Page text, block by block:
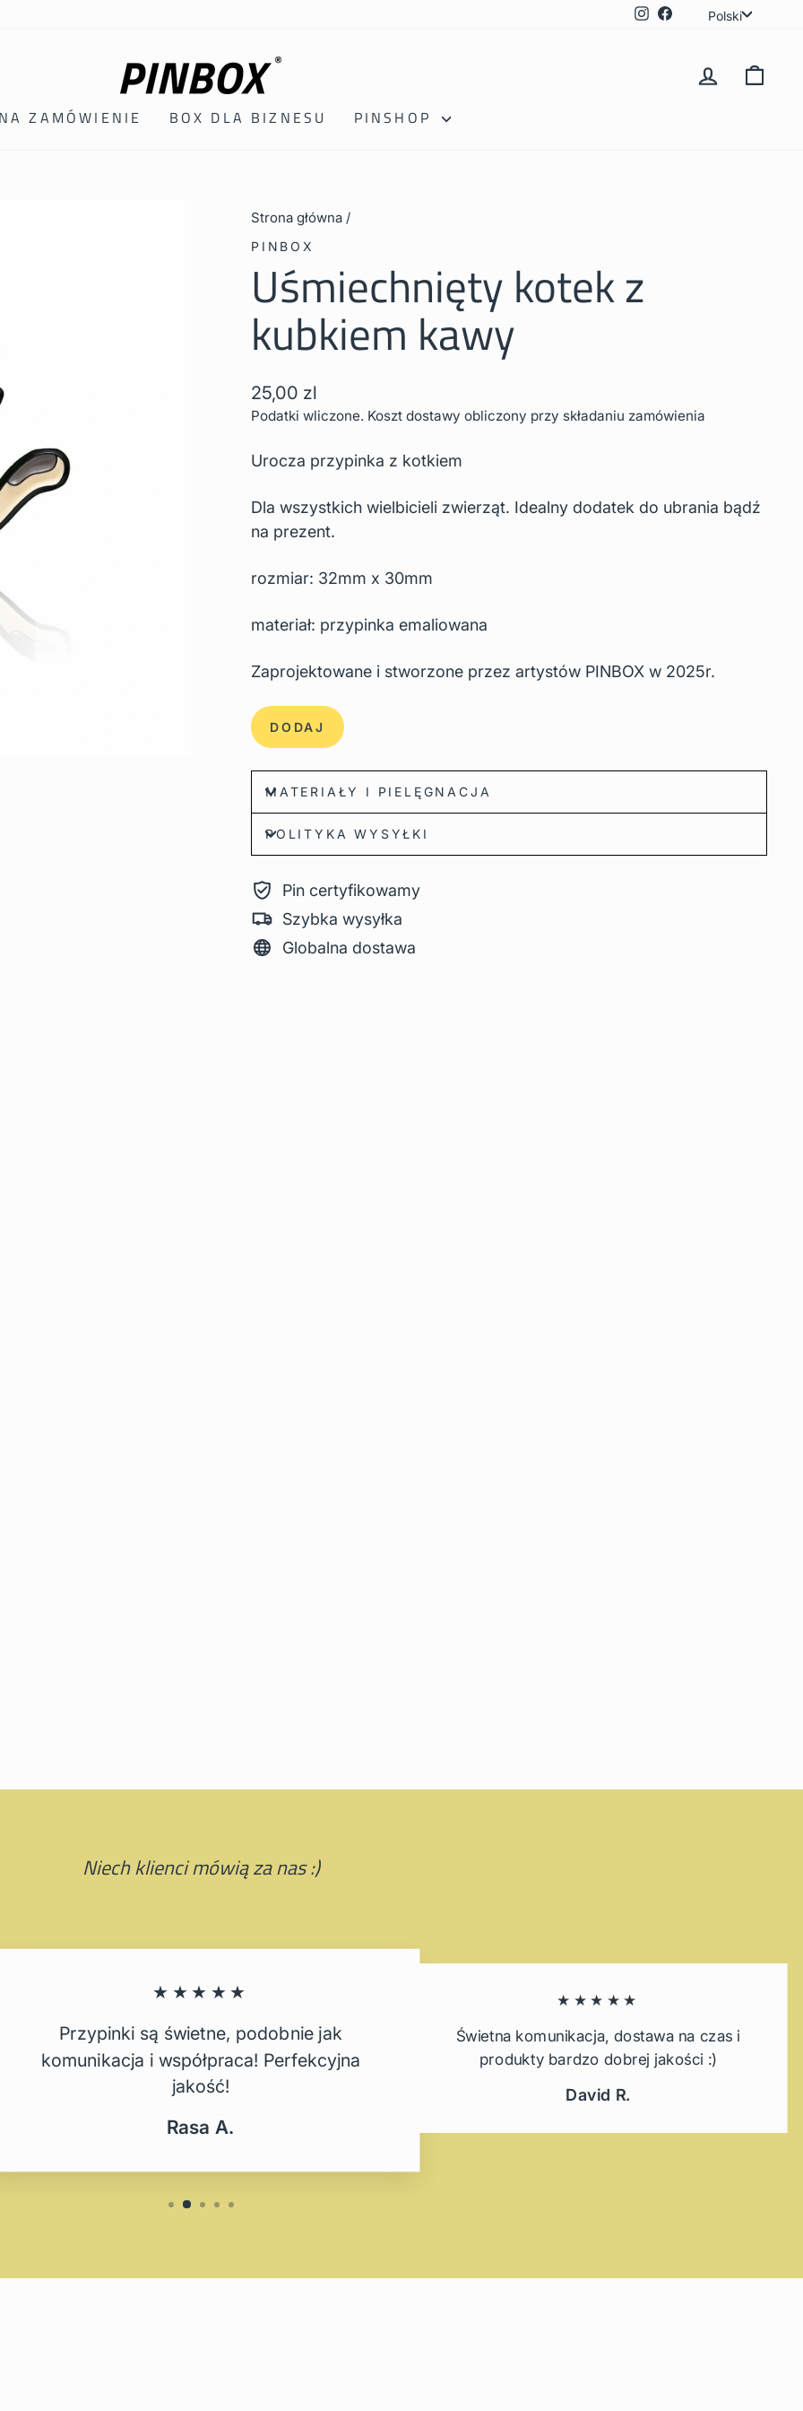
Instagram
Facebook
Język
Polski
ZALOGUJ
ZAMÓWIENIE BOX DLA BIZNESU PINSHOP
Strona główna /
PINBOX
Uśmiechnięty kotek z
kubkiem kawy
Cena
regularna
25,00 zl
Podatki wliczone. Koszt dostawy obliczony przy składaniu zamówienia
Urocza przypinka z kotkiem
Dla wszystkich wielbicieli zwierząt. Idealny dodatek do ubrania bądź
na prezent.
rozmiar: 32mm x 30mm
materiał: przypinka emaliowana
Zaprojektowane i stworzone przez artystów PINBOX w 2025r.
DODAJ
MATERIAŁY I PIELĘGNACJA
POLITYKA WYSYŁKI
Pin certyfikowamy
Szybka wysyłka
Globalna dostawa
Niech klienci mówią za nas :)
★★★★★
Przypinki są świetne, podobnie jak
komunikacja i współpraca! Perfekcyjna
jakość!
Rasa A.
★★★★★
Świetna komunikacja, dostawa na czas i
produkty bardzo dobrej jakości :)
David R.